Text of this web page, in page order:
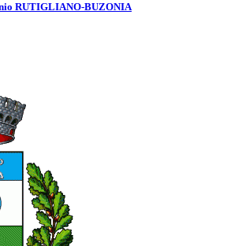
RUTIGLIANO-BUZONIA